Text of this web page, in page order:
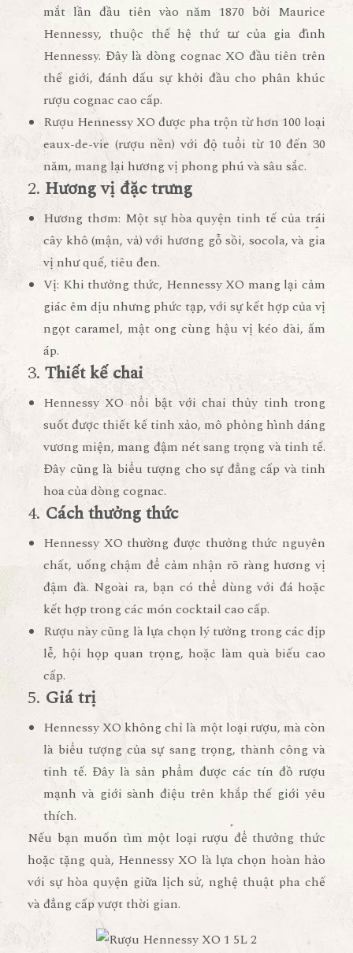
mắt lần đầu tiên vào năm 1870 bởi Maurice
Hennessy, thuộc thế hệ thứ tư của gia đình
Hennessy. Đây là dòng cognac XO đầu tiên trên
thế giới, đánh dấu sự khởi đầu cho phân khúc
rượu cognac cao cấp.
Rượu Hennessy XO được pha trộn từ hơn 100 loại
eaux-de-vie (rượu nền) với độ tuổi từ 10 đến 30
năm, mang lại hương vị phong phú và sâu sắc.
2.Hương vị đặc trưng
Hương thơm: Một sự hòa quyện tinh tế của trái
cây khô (mận, vả) với hương gỗ sồi, socola, và gia
vị như quế, tiêu đen.
Vị: Khi thưởng thức, Hennessy XO mang lại cảm
giác êm dịu nhưng phức tạp, với sự kết hợp của vị
ngọt caramel, mật ong cùng hậu vị kéo dài, ấm
áp.
3. Thiết kế chai
Hennessy XO nổi bật với chai thủy tinh trong
suốt được thiết kế tinh xảo, mô phỏng hình dáng
vương miện, mang đậm nét sang trọng và tinh tế.
Đây cũng là biểu tượng cho sự đẳng cấp và tinh
hoa của dòng cognac.
4. Cách thưởng thức
Hennessy XO thường được thưởng thức nguyên
chất, uống chậm để cảm nhận rõ ràng hương vị
đậm đà. Ngoài ra, bạn có thể dùng với đá hoặc
kết hợp trong các món cocktail cao cấp.
Rượu này cũng là lựa chọn lý tưởng trong các dịp
lễ, hội họp quan trọng, hoặc làm quà biếu cao
cấp.
5. Giá trị
Hennessy XO không chỉ là một loại rượu, mà còn
là biểu tượng của sự sang trọng, thành công và
tinh tế. Đây là sản phẩm được các tín đồ rượu
mạnh và giới sành điệu trên khắp thế giới yêu
thích.
Nếu bạn muốn tìm một loại rượu để thưởng thức
hoặc tặng quà, Hennessy XO là lựa chọn hoàn hảo
với sự hòa quyện giữa lịch sử, nghệ thuật pha chế
và đẳng cấp vượt thời gian.